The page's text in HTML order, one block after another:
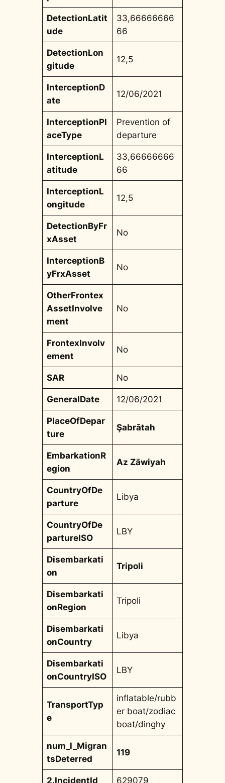
DetectionLatit
ude
33,66666666
66
DetectionLon
gitude
12,5
InterceptionD
ate
12/06/2021
InterceptionPl
aceType
Prevention of
departure
InterceptionL
atitude
33,66666666
66
InterceptionL
ongitude
12,5
DetectionByFr
xAsset
No
InterceptionB
yFrxAsset
No
OtherFrontex
AssetInvolve
ment
No
FrontexInvolv
ement
No
SAR No
GeneralDate 12/06/2021
PlaceOfDepar
ture
Şabrātah
EmbarkationR
egion
Az Zāwiyah
CountryOfDe
parture
Libya
CountryOfDe
partureISO
LBY
Disembarkati
on
Tripoli
Disembarkati
onRegion
Tripoli
Disembarkati
onCountry
Libya
Disembarkati
onCountryISO
LBY
TransportTyp
e
inflatable/rubb
er boat/zodiac
boat/dinghy
num_l_Migran
tsDeterred
119
2.IncidentId 629079